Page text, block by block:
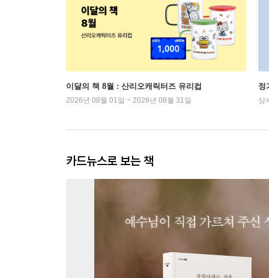
이달의 책 8월 : 산리오캐릭터즈 유리컵
2026년 08월 01일 ~ 2026년 08월 31일
정
상
카드뉴스로 보는 책